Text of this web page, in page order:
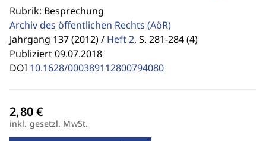
Rubrik: Besprechung
Archiv des öffentlichen Rechts (AöR)
Jahrgang 137 (2012) / Heft 2, S. 281-284 (4)
Publiziert 09.07.2018
DOI 10.1628/000389112800794080
inkl. gesetzl. MwSt.